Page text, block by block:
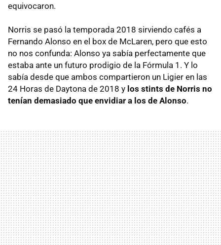
equivocaron.
Norris se pasó la temporada 2018 sirviendo cafés a
Fernando Alonso en el box de McLaren, pero que esto
no nos confunda: Alonso ya sabía perfectamente que
estaba ante un futuro prodigio de la Fórmula 1. Y lo
sabía desde que ambos compartieron un Ligier en las
24 Horas de Daytona de 2018 y los stints de Norris no
tenían demasiado que envidiar a los de Alonso.